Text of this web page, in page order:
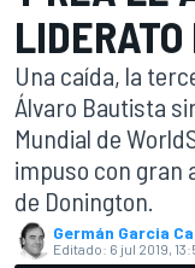
Una caída, la
Álvaro Bautista
Mundial de
impuso con gran
de Donington.
Germán Garcia
Editado: 6 jul 2019,